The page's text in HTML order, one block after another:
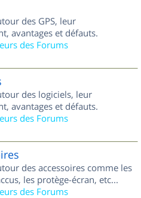
des GPS, leur
avantages et défauts.
des Forums
des logiciels, leur
avantages et défauts.
des Forums
des accessoires comme les
les protège-écran, etc...
des Forums